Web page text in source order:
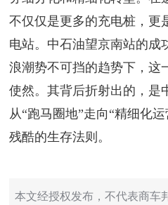
不仅仅是更多的充电桩，更
电站。中石油望京南站的成
浪潮势不可挡的趋势下，这
使然。其背后折射出的，是
从“跑马圈地”走向“精细化
残酷的生存法则。
本文经授权发布，不代表商车